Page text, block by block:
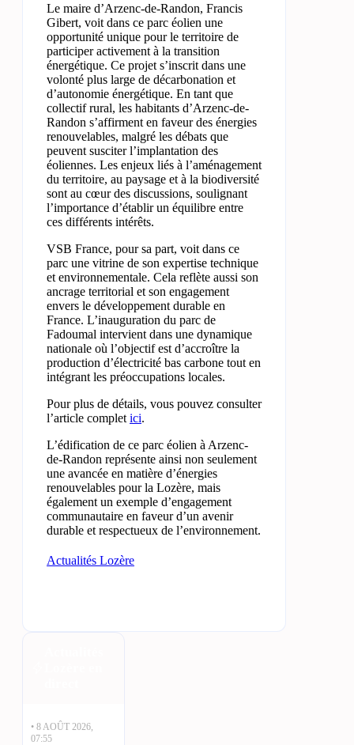
Le maire d’Arzenc-de-Randon, Francis
Gibert, voit dans ce parc éolien une
opportunité unique pour le territoire de
participer activement à la transition
énergétique. Ce projet s’inscrit dans une
volonté plus large de décarbonation et
d’autonomie énergétique. En tant que
collectif rural, les habitants d’Arzenc-de-
Randon s’affirment en faveur des énergies
renouvelables, malgré les débats que
peuvent susciter l’implantation des
éoliennes. Les enjeux liés à l’aménagement
du territoire, au paysage et à la biodiversité
sont au cœur des discussions, soulignant
l’importance d’établir un équilibre entre
ces différents intérêts.
VSB France, pour sa part, voit dans ce
parc une vitrine de son expertise technique
et environnementale. Cela reflète aussi son
ancrage territorial et son engagement
envers le développement durable en
France. L’inauguration du parc de
Fadoumal intervient dans une dynamique
nationale où l’objectif est d’accroître la
production d’électricité bas carbone tout en
intégrant les préoccupations locales.
Pour plus de détails, vous pouvez consulter
l’article complet ici.
L’édification de ce parc éolien à Arzenc-
de-Randon représente ainsi non seulement
une avancée en matière d’énergies
renouvelables pour la Lozère, mais
également un exemple d’engagement
communautaire en faveur d’un avenir
durable et respectueux de l’environnement.
Actualités Lozère
• 8 AOÛT 2026,
07:55